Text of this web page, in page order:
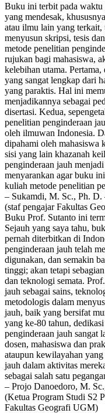
Buku ini terbit pada waktu
yang mendesak,
atau ilmu lain yang
menyusun skripsi, tesis
metode penelitian
rujukan bagi mahasiswa,
kelebihan utama.
yang sangat lengkap dari
yang paraktis. Hal ini
menjadikannya sebagai
disertasi. Kedua,
penelitian penginderaan
oleh ilmuwan Indonesia.
dipahami oleh mahasiswa
sisi yang lain khazanah
penginderaan jauh
menyarankan agar buku
kuliah metode penelitian
– Sukamdi, M. Sc., Ph. D.
(staf pengajar Fakultas
Buku Prof. Sutanto ini
Sejauh yang saya tahu,
pernah diterbitkan di
penginderaan jauh telah
digunakan, dan semakin
tinggi; akan tetapi
dan teknologi semata.
jauh sebagai sains,
metodologis dalam
jauh, baik yang bersifat
yang ke-80 tahun,
penginderaan jauh sangat
dosen, mahasiswa dan
ataupun kewilayahan
jauh dalam aktivitas
sebagai salah satu
– Projo Danoedoro, M.
(Ketua Program Studi S2
Fakultas Geografi UGM)